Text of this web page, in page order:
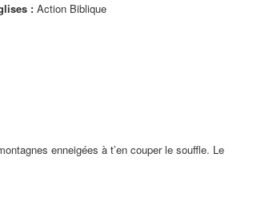
: Action Biblique
enneigées à t’en couper le souffle. Le